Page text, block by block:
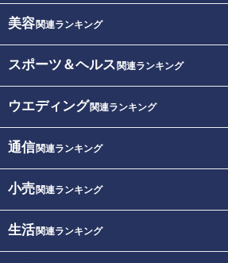
美容関連ランキング
スポーツ＆ヘルス 関連ランキング
ウエディング関連ランキング
通信関連ランキング
小売関連ランキング
生活関連ランキング